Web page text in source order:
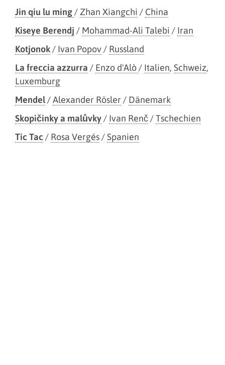
Jin qiu lu ming/ Zhan Xiangchi / China
Kiseye Berendj / Mohammad-Ali Talebi / Iran
Kotjonok/ Ivan Popov/ Russland
La freccia azzurra / Enzo d'Alò/ Italien, Schweiz,
Luxemburg
Mendel/Alexander Rösler / Dänemark
Skopičinky a malůvky/ Ivan Renč/Tschechien
Tic Tac/ Rosa Vergés/Spanien